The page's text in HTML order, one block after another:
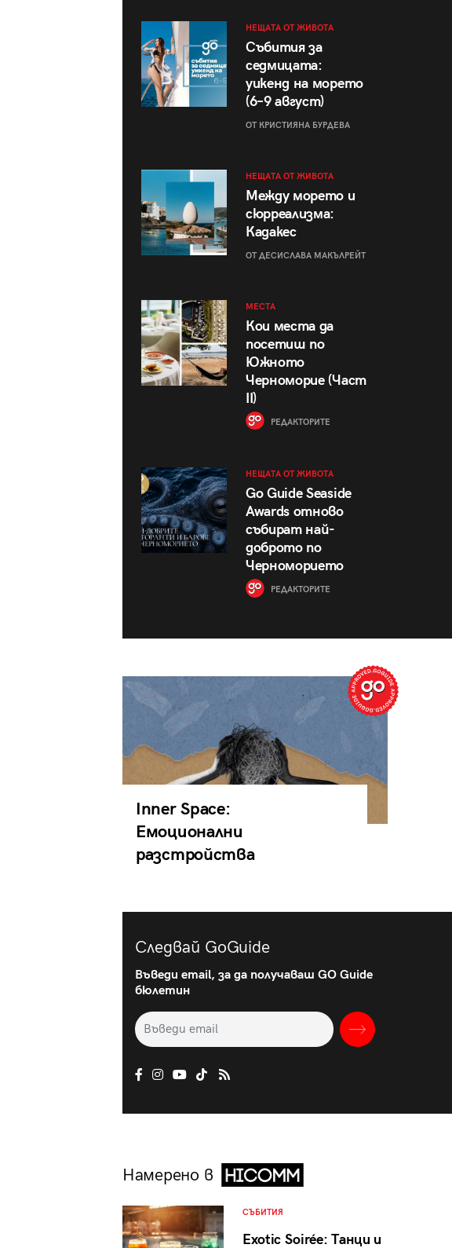
НЕЩАТА ОТ ЖИВОТА
Събития за
седмицата:
уикенд на морето
(6–9 август)
ОТ КРИСТИЯНА БУРДЕВА
НЕЩАТА ОТ ЖИВОТА
Между морето и
сюрреализма:
Кадакес
ОТ ДЕСИСЛАВА МАКЪЛРЕЙТ
МЕСТА
Кои места да
посетиш по
Южното
Черноморие (Част
II)
РЕДАКТОРИТЕ
НЕЩАТА ОТ ЖИВОТА
Go Guide Seaside
Awards отново
събират най-
доброто по
Черноморието
РЕДАКТОРИТЕ
Inner Space:
Емоционални
разстройства
Следвай GoGuide
Въведи email, за да получаваш GO Guide
бюлетин
Намерено в
СЪБИТИЯ
Exotic Soirée: Танци и